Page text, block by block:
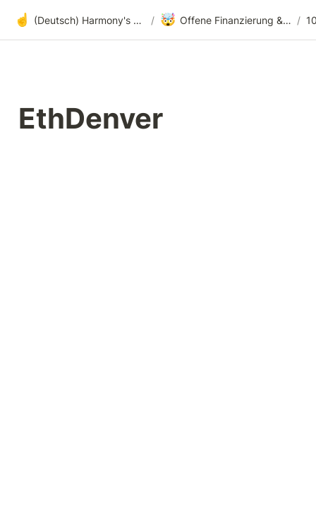
☝️ (Deutsch) Harmony's offene Entwicklung / 🤯 Offene Finanzierung & radikale Transparenz /
EthDenver